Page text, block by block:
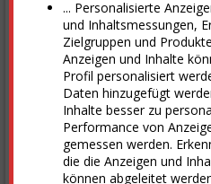
... Personalisierte
und Inhaltsmessungen,
Zielgruppen und
Anzeigen und Inhalte
Profil personalisiert
Daten hinzugefügt
Inhalte besser zu
Performance von
gemessen werden.
die die Anzeigen und
können abgeleitet
1. Aug 3. Aug
Termine
In­no­va­ti­ons­forum En­er­gie
Zu­kunfts­forum En­er­gie und Kli­ma